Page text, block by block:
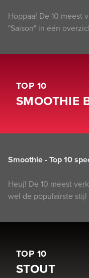
Hoppaa! De 10 meest
"Saison" in één
TOP 10
SMOOTHIE
Smoothie - Top 10
Heuj! De 10 meest
wel de populairste
TOP 10
STOUT